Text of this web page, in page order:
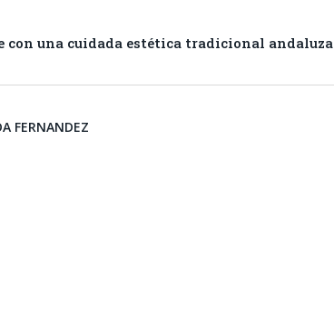
una cuidada estética tradicional andaluza
FERNANDEZ